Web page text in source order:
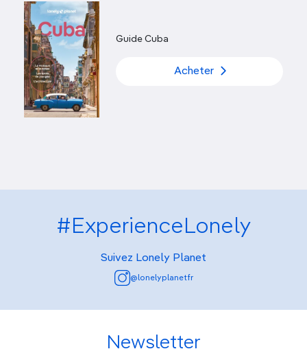
Guide Cuba
Acheter
#ExperienceLonely
Suivez Lonely Planet
@lonelyplanetfr
Newsletter